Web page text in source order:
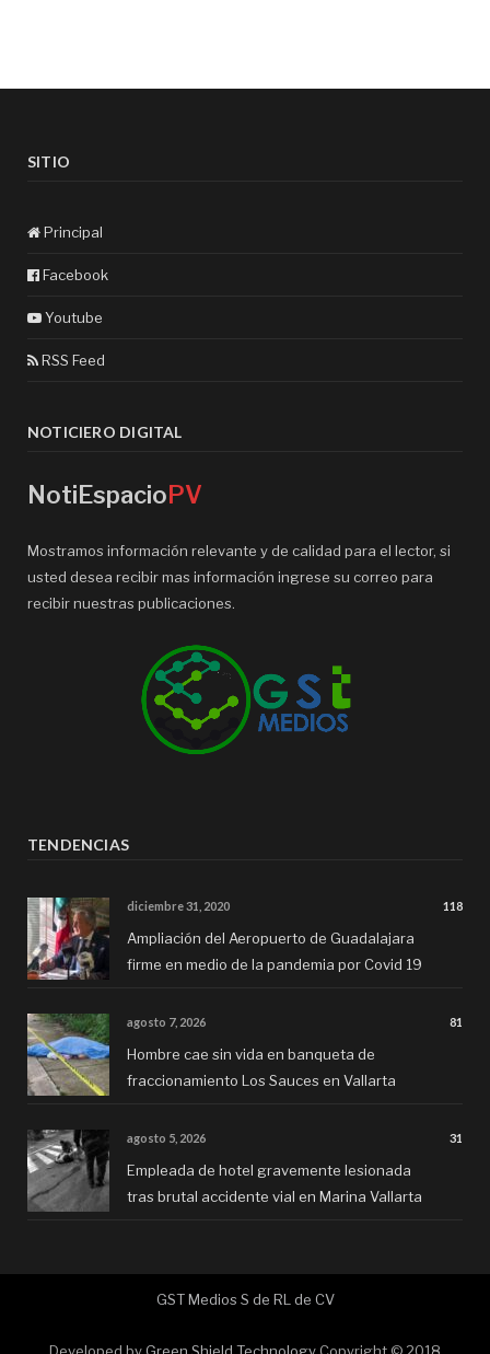
SITIO
Principal
Facebook
Youtube
RSS Feed
NOTICIERO DIGITAL
NotiEspacioPV
Mostramos información relevante y de calidad para el lector, si
usted desea recibir mas información ingrese su correo para
recibir nuestras publicaciones.
TENDENCIAS
diciembre 31, 2020 118
Ampliación del Aeropuerto de Guadalajara
firme en medio de la pandemia por Covid 19
agosto 7, 2026 81
Hombre cae sin vida en banqueta de
fraccionamiento Los Sauces en Vallarta
agosto 5, 2026 31
Empleada de hotel gravemente lesionada
tras brutal accidente vial en Marina Vallarta
GST Medios S de RL de CV